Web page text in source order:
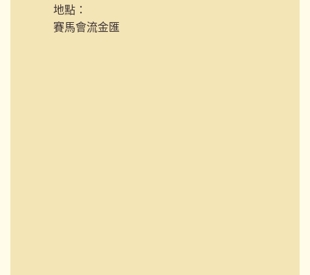
地點：
賽馬會流金匯